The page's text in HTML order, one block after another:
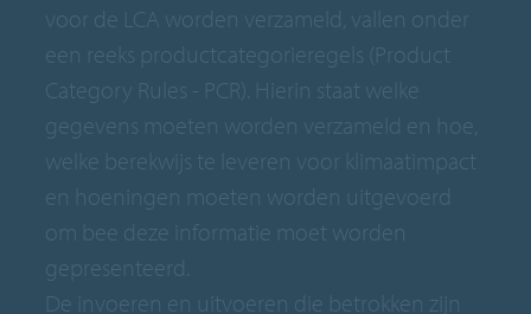
voor de LCA worden verzameld, vallen onder
een reeks productcategorieregels (Product
Category Rules - PCR). Hierin staat welke
gegevens moeten worden verzameld en hoe,
welke berekwijs te leveren voor klimaatimpact
en hoeningen moeten worden uitgevoerd
om bee deze informatie moet worden
gepresenteerd.
De invoeren en uitvoeren die betrokken zijn